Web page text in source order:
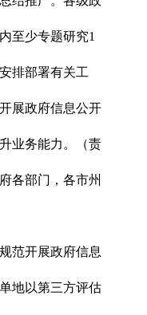
至少专题研究1
排部署有关工
展政府信息公开
业务能力。（责
各部门，各市州
范开展政府信息
地以第三方评估